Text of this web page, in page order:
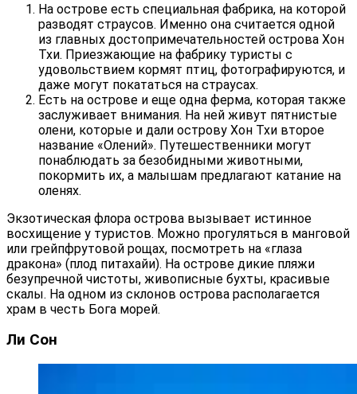
На острове есть специальная фабрика, на которой
разводят страусов. Именно она считается одной
из главных достопримечательностей острова Хон
Тхи. Приезжающие на фабрику туристы с
удовольствием кормят птиц, фотографируются, и
даже могут покататься на страусах.
Есть на острове и еще одна ферма, которая также
заслуживает внимания. На ней живут пятнистые
олени, которые и дали острову Хон Тхи второе
название «Олений». Путешественники могут
понаблюдать за безобидными животными,
покормить их, а малышам предлагают катание на
оленях.
Экзотическая флора острова вызывает истинное
восхищение у туристов. Можно прогуляться в манговой
или грейпфрутовой рощах, посмотреть на «глаза
дракона» (плод питахайи). На острове дикие пляжи
безупречной чистоты, живописные бухты, красивые
скалы. На одном из склонов острова располагается
храм в честь Бога морей.
Ли Сон